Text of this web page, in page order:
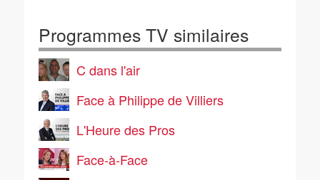
Programmes TV similaires
C dans l'air
Face à Philippe de Villiers
L'Heure des Pros
Face-à-Face